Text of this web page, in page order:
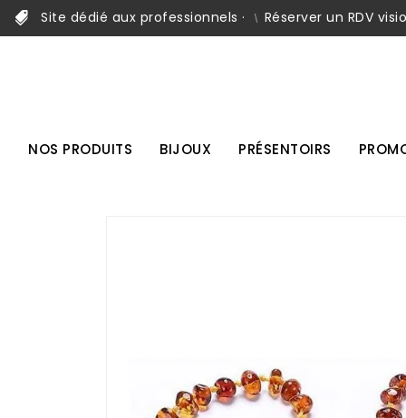
Site dédié aux professionnels · Réserver un RDV visio
NOS PRODUITS BIJOUX PRÉSENTOIRS